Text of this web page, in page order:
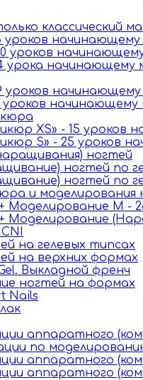
классический
уроков
уроков
урока начинающему
уроков
уроков
XS» - 15 уроков
S» - 25 уроков
ногтей
ногтей по
ногтей по
и моделирования
Моделирование М -
Моделирование
на гелевых типсах
на верхних формах
Выкладной френч
ногтей на формах
Nails
аппаратного
по
аппаратного
аппаратного